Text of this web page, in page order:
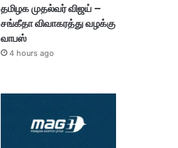
தமிழக முதல்வர் விஜய் –
சங்கீதா விவாகரத்து வழக்கு
வாபஸ்
4 hours ago